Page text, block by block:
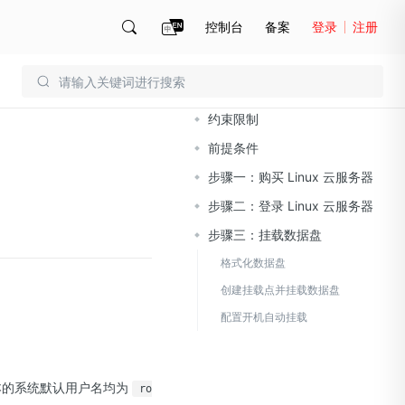
控制台 备案 登录 注册
系统默认用户名均为 ro
约束限制
前提条件
步骤一：购买 Linux 云服务器
步骤二：登录 Linux 云服务器
步骤三：挂载数据盘
格式化数据盘
创建挂载点并挂载数据盘
配置开机自动挂载